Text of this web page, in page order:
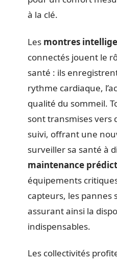
à la clé.
Les montres
connectés jouent le
santé : ils
rythme cardiaque,
qualité du sommeil.
sont transmises vers
suivi, offrant une
surveiller sa santé à
maintenance
équipements
capteurs, les pannes
assurant ainsi la
indispensables.
Les collectivités